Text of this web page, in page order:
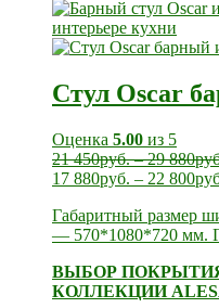
Стул Oscar
Оценка 5.00 из 5
21 450руб.–29 880
17 880руб. – 22 800
Габаритный размер
— 570*1080*720 мм.
ВЫБОР
КОЛЛЕКЦИИ